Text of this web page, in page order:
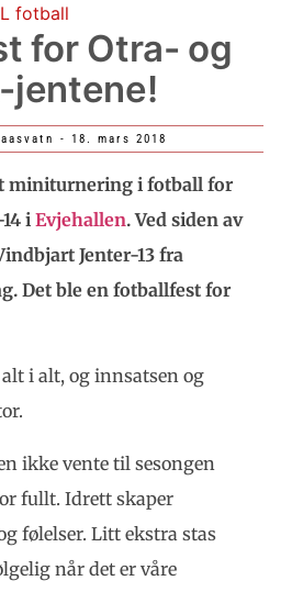
fotball
for Otra- og
jentene!
- 18. mars 2018
miniturnering i fotball for
i Evjehallen. Ved siden av
Jenter-13 fra
Det ble en fotballfest for
i alt, og innsatsen og
ikke vente til sesongen
fullt. Idrett skaper
følelser. Litt ekstra stas
når det er våre